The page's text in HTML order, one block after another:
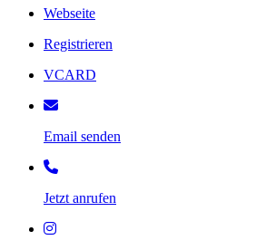
Webseite
Registrieren
VCARD
Email senden
Jetzt anrufen